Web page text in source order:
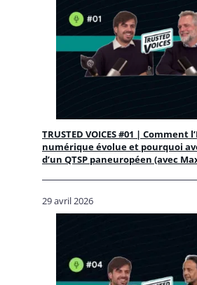
TRUSTED VOICES #01 | Comment
numérique évolue et pourquoi
d’un QTSP paneuropéen (avec
29 avril 2026